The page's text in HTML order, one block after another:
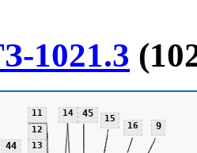
1021.3
9
11
12
13
14
15
16
44
45